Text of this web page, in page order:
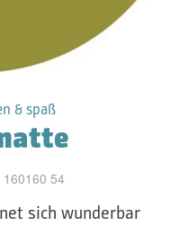
& spaß
54
sich wunderbar